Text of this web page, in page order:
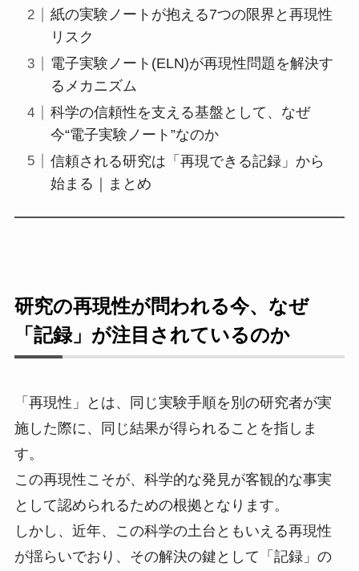
紙の実験ノートが抱える7つの限界と再現性
リスク
電子実験ノート(ELN)が再現性問題を解決す
るメカニズム
科学の信頼性を支える基盤として、なぜ
今“電子実験ノート”なのか
信頼される研究は「再現できる記録」から
始まる｜まとめ
研究の再現性が問われる今、なぜ
「記録」が注目されているのか
「再現性」とは、同じ実験手順を別の研究者が実
施した際に、同じ結果が得られることを指しま
す。
この再現性こそが、科学的な発見が客観的な事実
として認められるための根拠となります。
しかし、近年、この科学の土台ともいえる再現性
が揺らいでおり、その解決の鍵として「記録」の